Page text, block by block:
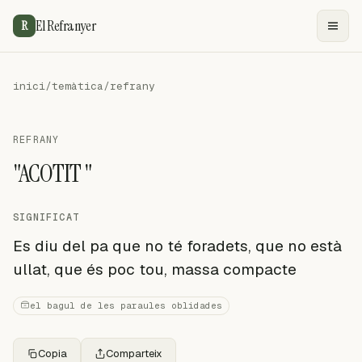
R El Refranyer
inici/temàtica/refrany
REFRANY
"ACOTIT "
SIGNIFICAT
Es diu del pa que no té foradets, que no està
ullat, que és poc tou, massa compacte
el bagul de les paraules oblidades
Copia Comparteix